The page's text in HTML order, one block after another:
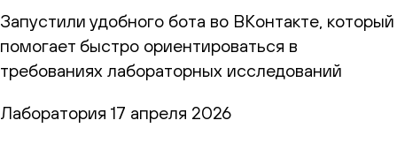
Запустили удобного бота во ВКонтакте, который
помогает быстро ориентироваться в
требованиях лабораторных исследований
Лаборатория 17 апреля 2026